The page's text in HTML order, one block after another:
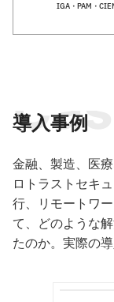
IGA・PAM・
導入事例
Case
金融、製造、医
ロトラストセキ
行、リモートワ
て、どのような
たのか。実際の